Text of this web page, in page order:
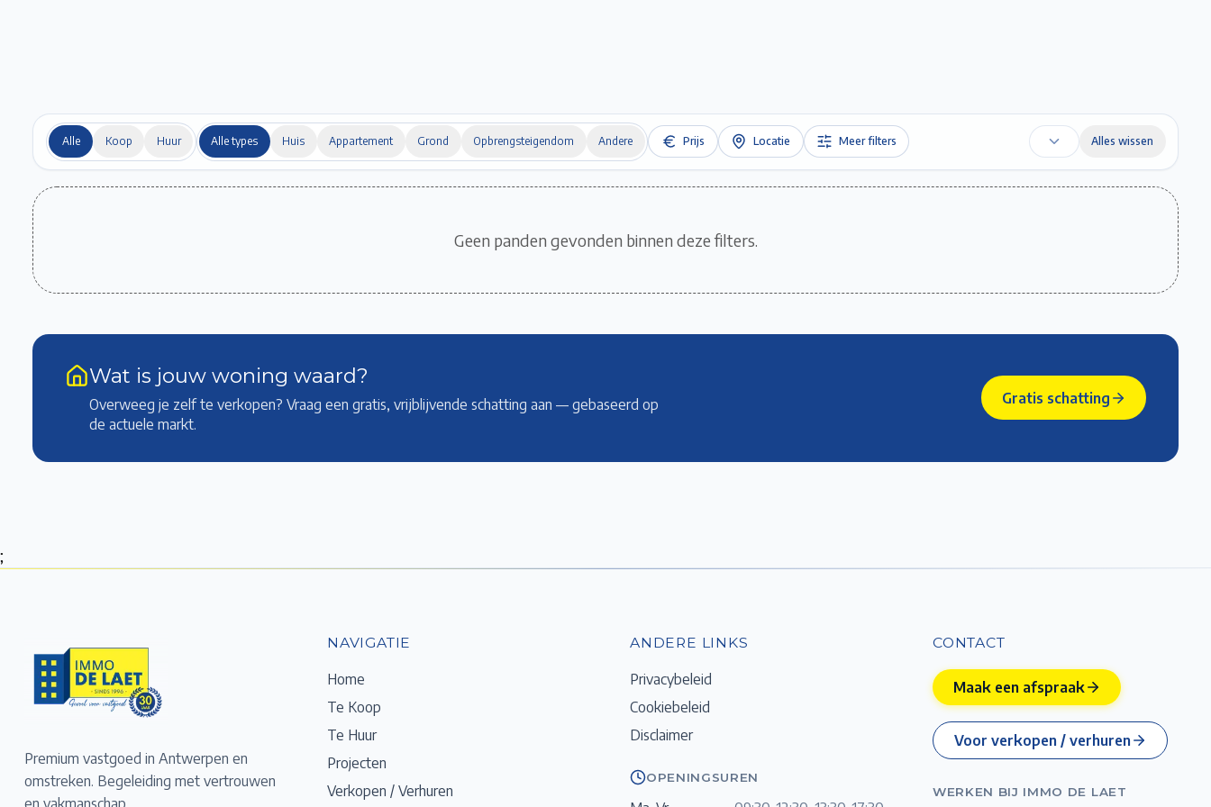
Alle Koop Huur Alle types Huis Appartement Grond Opbrengsteigendom Andere Prijs Locatie Meer filters Alles wissen
Geen panden gevonden binnen deze filters.
Wat is jouw woning waard?
Overweeg je zelf te verkopen? Vraag een gratis, vrijblijvende schatting aan — gebaseerd op
de actuele markt
Gratis schatting
;
Premium vastgoed in Antwerpen en
omstreken. Begeleiding met vertrouwen
en vakmanschap.
NAVIGATIE
Home
Te Koop
Te Huur
Projecten
Verkopen / Verhuren
ANDERE LINKS
Privacybeleid
Cookiebeleid
Disclaimer
OPENINGSUREN
CONTACT
Maak een afspraak
Voor verkopen / verhuren
WERKEN BIJ IMMO DE LAET